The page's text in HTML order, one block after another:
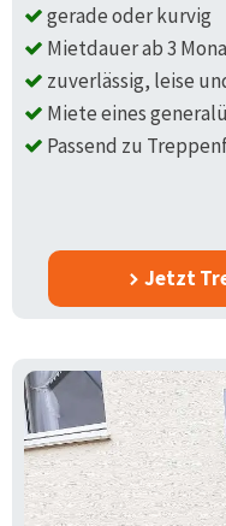
gerade oder kurvig
Mietdauer ab 3
zuverlässig, leise
Miete eines
Passend zu
Jetzt